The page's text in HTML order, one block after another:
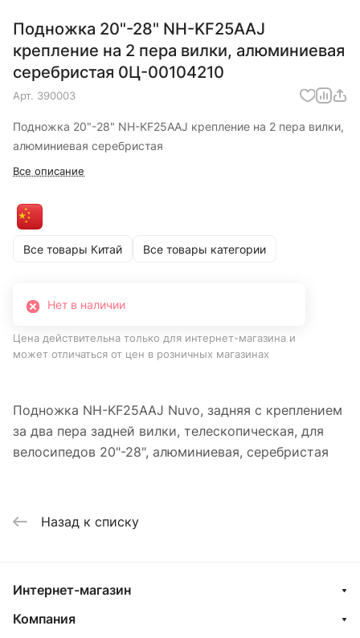
Подножка 20"-28" NH-KF25AAJ
крепление на 2 пера вилки, алюминиевая
серебристая 0Ц-00104210
Арт. 390003
Подножка 20"-28" NH-KF25AAJ крепление на 2 пера вилки,
алюминиевая серебристая
Все описание
Все товары Китай Все товары категории
Нет в наличии
Цена действительна только для интернет-магазина и
может отличаться от цен в розничных магазинах
Подножка NH-KF25AAJ Nuvo, задняя с креплением
за два пера задней вилки, телескопическая, для
велосипедов 20"-28", алюминиевая, серебристая
Назад к списку
Интернет-магазин
Компания